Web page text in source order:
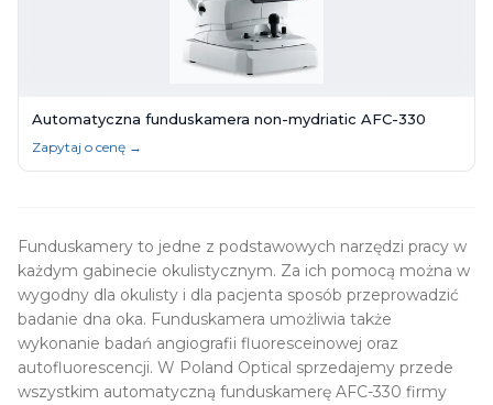
Automatyczna funduskamera non-mydriatic AFC-330
Zapytaj o cenę →
Funduskamery to jedne z podstawowych narzędzi pracy w
każdym gabinecie okulistycznym. Za ich pomocą można w
wygodny dla okulisty i dla pacjenta sposób przeprowadzić
badanie dna oka. Funduskamera umożliwia także
wykonanie badań angiografii fluoresceinowej oraz
autofluorescencji. W Poland Optical sprzedajemy przede
wszystkim automatyczną funduskamerę AFC-330 firmy